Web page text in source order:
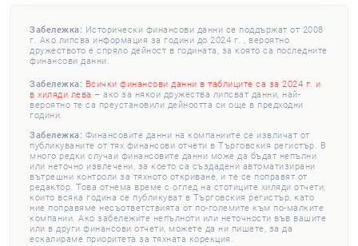
Забележка: Исторически финансови данни се поддържат от 2008
г. Ако липсва информация за години до 2024 г. , вероятно
дружеството е спряло дейност в годината, за която са последните
финансови данни.
Забележка: Всички финансови данни в таблиците са за 2024 г. и
в хиляди лева – ако за някои дружества липсват данни, най-
вероятно те са преустановили дейността си още в предходни
години.
Забележка: Финансовите данни на компаниите се извличат от
публикуваните от тях финансови отчети в Търговския регистър. В
много редки случаи финансовите данни може да бъдат непълни
или неточно извлечени, за което са създадени автоматизирани
вътрешни контроли за тяхното откриване, и те се поправят от
редактор. Това отнема време с оглед на стотиците хиляди отчети,
които всяка година се публикуват в Търговския регистър, като
ние поправяме несъответствията от по-големите към по-малките
компании. Ако забележите непълноти или неточности във вашите
или в други финансови отчети, можете да ни пишете, за да
ескалираме приоритета за тяхната корекция.